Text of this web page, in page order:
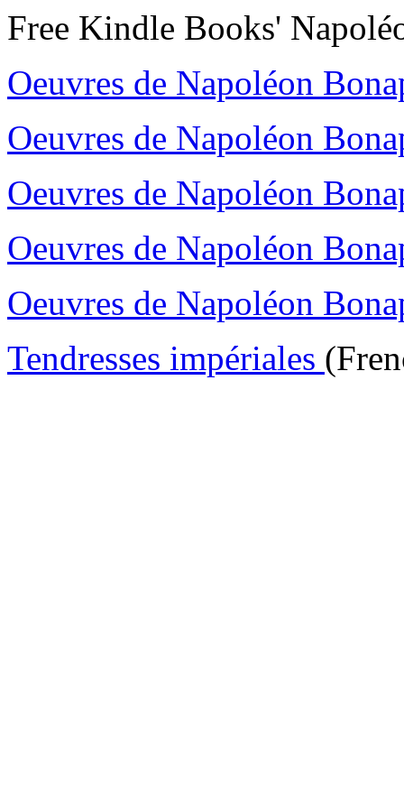
Free Kindle Books'
Oeuvres de Napoléon
Oeuvres de Napoléon
Oeuvres de Napoléon
Oeuvres de Napoléon
Oeuvres de Napoléon
Tendresses impériales